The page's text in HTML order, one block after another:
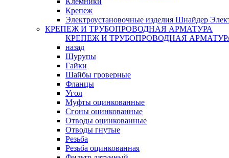
Крепеж
Электроустановочные изделия Шнайдер
КРЕПЕЖ И ТРУБОПРОВОДНАЯ АРМАТУРА
КРЕПЕЖ И ТРУБОПРОВОДНАЯ
назад
Шурупы
Гайки
Шайбы гроверные
Фланцы
Угол
Муфты оцинкованные
Сгоны оцинкованные
Отводы оцинкованные
Отводы гнутые
Резьба
Резьба оцинкованная